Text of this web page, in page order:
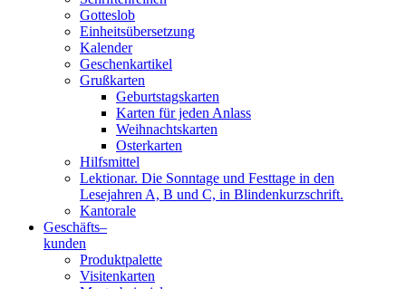
Druckerei
gGmbH
Gotteslob
Einheitsübersetzung
Kalender
Geschenkartikel
Grußkarten
Geburtstagskarten
Karten für jeden Anlass
Weihnachtskarten
Osterkarten
Hilfsmittel
Lektionar. Die Sonntage und Festtage in den
Lesejahren A, B und C, in Blindenkurzschrift.
Kantorale
Geschäfts­–
kunden
Produktpalette
Visitenkarten